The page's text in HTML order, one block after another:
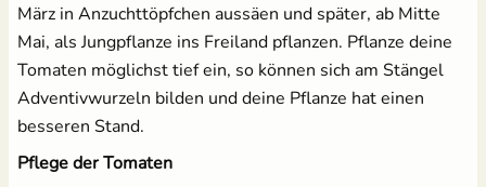
März in Anzuchttöpfchen aussäen und später, ab Mitte
Mai, als Jungpflanze ins Freiland pflanzen. Pflanze deine
Tomaten möglichst tief ein, so können sich am Stängel
Adventivwurzeln bilden und deine Pflanze hat einen
besseren Stand.
Pflege der Tomaten